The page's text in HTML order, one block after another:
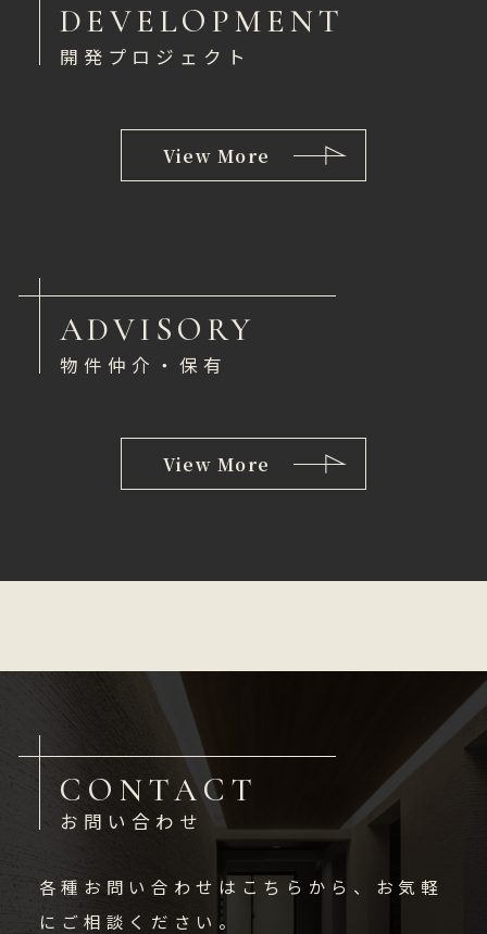
DEVELOPMENT
開発プロジェクト
View More
ADVISORY
物件仲介・保有
View More
CONTACT
お問い合わせ
各種お問い合わせはこちらから、お気軽
にご相談ください。